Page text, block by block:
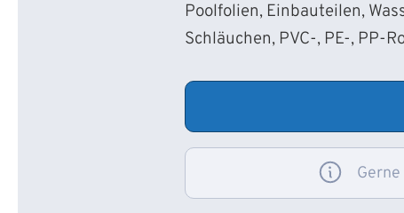
Poolfolien, Einbauteilen,
Schläuchen, PVC-, PE-, PP-